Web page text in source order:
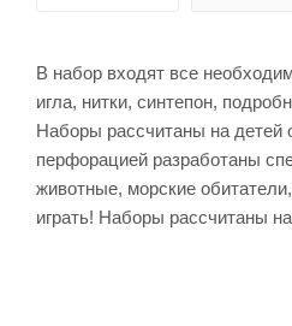
В набор входят все
игла, нитки, синтепон,
Наборы рассчитаны на детей
перфорацией разработаны
животные, морские
играть! Наборы рассчитаны